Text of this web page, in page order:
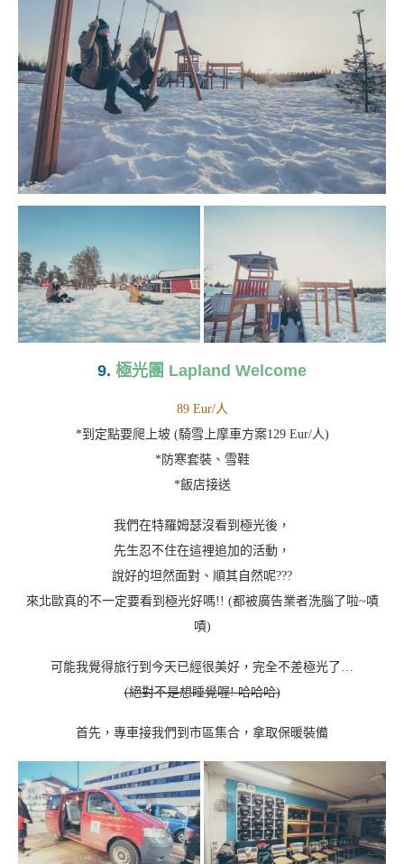
9. 極光團 Lapland Welcome
89 Eur/人
*到定點要爬上坡 (騎雪上摩車方案129 Eur/人)
*防寒套裝、雪鞋
*飯店接送
我們在特羅姆瑟沒看到極光後，
先生忍不住在這裡追加的活動，
說好的坦然面對、順其自然呢???
來北歐真的不一定要看到極光好嗎!! (都被廣告業者洗腦了啦~嘖
嘖)
可能我覺得旅行到今天已經很美好，完全不差極光了…
(絕對不是想睡覺喔! 哈哈哈)
首先，專車接我們到市區集合，拿取保暖裝備